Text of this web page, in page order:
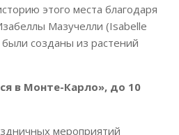
этого места благодаря
Мазучелли (Isabelle
созданы из растений
в Монте-Карло», до 10
мероприятий